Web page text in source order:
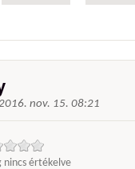
nov. 15. 08:21
nincs értékelve